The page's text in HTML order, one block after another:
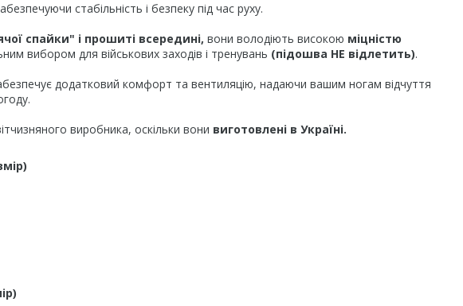
стабільність і безпеку під час руху.
спайки" і прошиті всередині, вони володіють високою міцністю
вибором для військових заходів і тренувань (підошва НЕ відлетить).
додатковий комфорт та вентиляцію, надаючи вашим ногам відчуття
виробника, оскільки вони виготовлені в Україні.